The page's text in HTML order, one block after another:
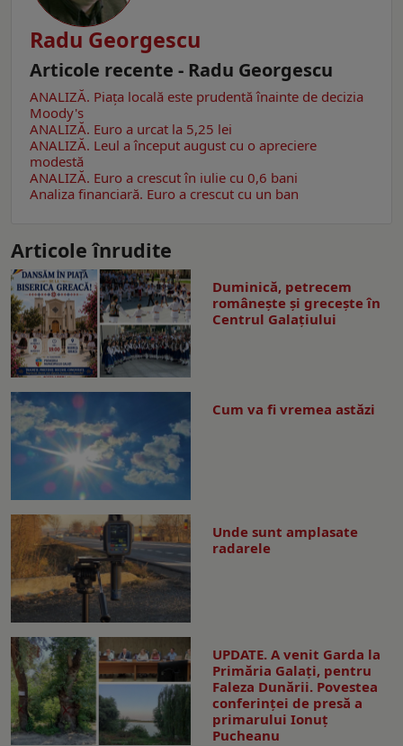
Radu Georgescu
Articole recente - Radu Georgescu
ANALIZĂ. Piața locală este prudentă înainte de decizia
Moody's
ANALIZĂ. Euro a urcat la 5,25 lei
ANALIZĂ. Leul a început august cu o apreciere
modestă
ANALIZĂ. Euro a crescut în iulie cu 0,6 bani
Analiza financiară. Euro a crescut cu un ban
Articole înrudite
Duminică, petrecem
româneşte şi greceşte în
Centrul Galaţiului
Cum va fi vremea astăzi
Unde sunt amplasate
radarele
UPDATE. A venit Garda la
Primăria Galaţi, pentru
Faleza Dunării. Povestea
conferinţei de presă a
primarului Ionuţ
Pucheanu